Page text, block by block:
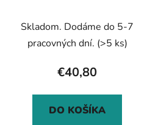
Skladom. Dodáme do 5-7
pracovných dní. (>5 ks)
€40,80
DO KOŠÍKA